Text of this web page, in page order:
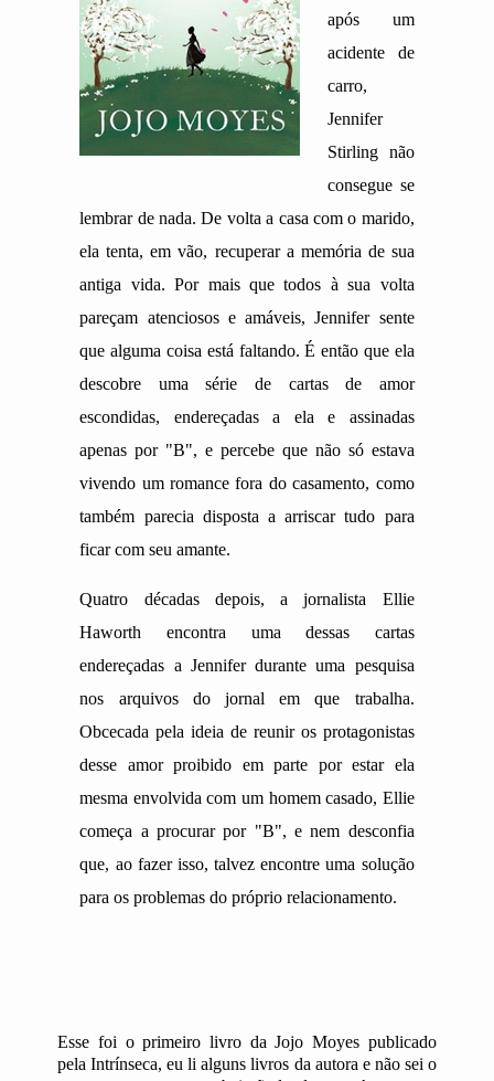
após um
acidente de
carro,
Jennifer
Stirling não
consegue se
lembrar de nada. De volta a casa com o marido,
ela tenta, em vão, recuperar a memória de sua
antiga vida. Por mais que todos à sua volta
pareçam atenciosos e amáveis, Jennifer sente
que alguma coisa está faltando. É então que ela
descobre uma série de cartas de amor
escondidas, endereçadas a ela e assinadas
apenas por "B", e percebe que não só estava
vivendo um romance fora do casamento, como
também parecia disposta a arriscar tudo para
ficar com seu amante.
Quatro décadas depois, a jornalista Ellie
Haworth encontra uma dessas cartas
endereçadas a Jennifer durante uma pesquisa
nos arquivos do jornal em que trabalha.
Obcecada pela ideia de reunir os protagonistas
desse amor proibido em parte por estar ela
mesma envolvida com um homem casado, Ellie
começa a procurar por "B", e nem desconfia
que, ao fazer isso, talvez encontre uma solução
para os problemas do próprio relacionamento.
Esse foi o primeiro livro da Jojo Moyes publicado
pela Intrínseca, eu li alguns livros da autora e não sei o